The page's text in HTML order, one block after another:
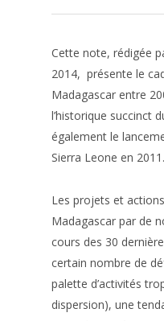
Cette note, rédigée
2014, présente le
Madagascar entre
l’historique succinct
également le
Sierra Leone en 2011.
Les projets et
Madagascar par de
cours des 30
certain nombre de
palette d’activités
dispersion), une